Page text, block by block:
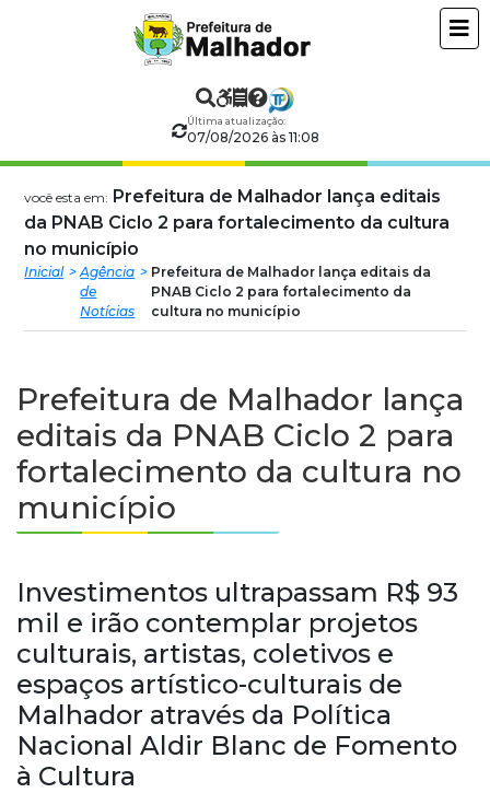
Prefeitura
Municipal
Malhador
Última atualização:
07/08/2026 às 11:08
você esta em: Prefeitura de Malhador lança editais
da PNAB Ciclo 2 para fortalecimento da cultura
no município
Inicial
Agência
de
Notícias
Prefeitura de Malhador lança editais da
PNAB Ciclo 2 para fortalecimento da
cultura no município
Prefeitura de Malhador lança
editais da PNAB Ciclo 2 para
fortalecimento da cultura no
município
Investimentos ultrapassam R$ 93
mil e irão contemplar projetos
culturais, artistas, coletivos e
espaços artístico-culturais de
Malhador através da Política
Nacional Aldir Blanc de Fomento
à Cultura